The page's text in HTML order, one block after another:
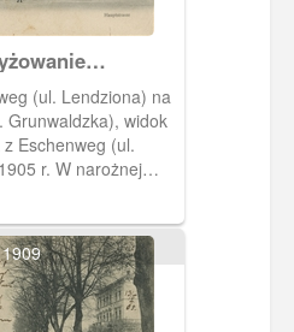
(ul. Lendziona) na
Grunwaldzka), widok
Eschenweg (ul.
r. W narożnej
1909